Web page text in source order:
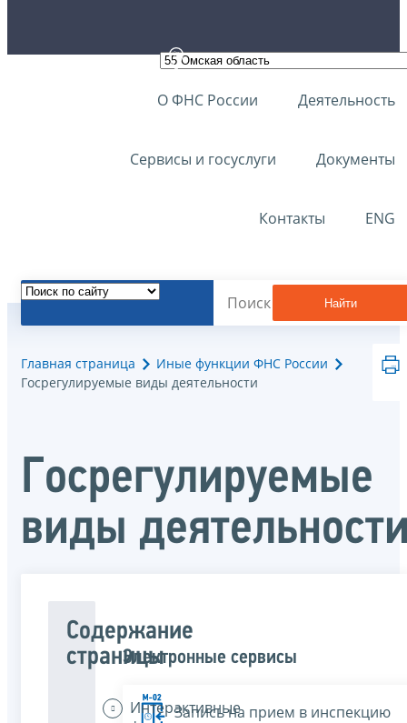
О ФНС России Деятельность
Сервисы и госуслуги Документы
Контакты ENG
Найти
Главная страница
Иные функции ФНС России
Госрегулируемые виды деятельности
Госрегулируемые
виды
Содержание
страницы
Интерактивные
Электронные сервисы
Запись на прием в инспекцию